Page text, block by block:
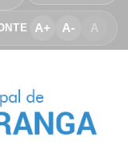
A+ A- A